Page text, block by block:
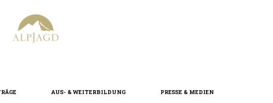
AUS- & WEITERBILDUNG PRESSE & MEDIEN